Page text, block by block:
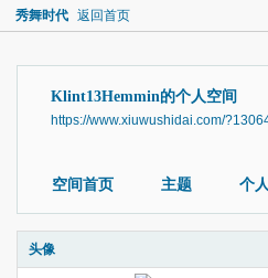
秀舞时代 返回首页
Klint13Hemmin的个人空间
https://www.xiuwushidai.com/
空间首页 主题 个
头像